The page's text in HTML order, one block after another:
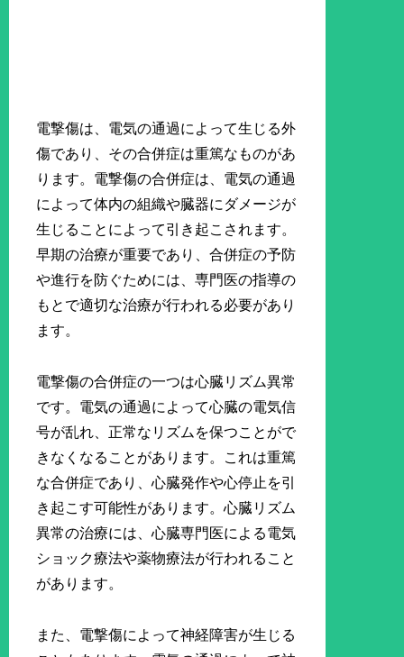
電撃傷は、電気の通過によって生じる外
傷であり、その合併症は重篤なものがあ
ります。電撃傷の合併症は、電気の通過
によって体内の組織や臓器にダメージが
生じることによって引き起こされます。
早期の治療が重要であり、合併症の予防
や進行を防ぐためには、専門医の指導の
もとで適切な治療が行われる必要があり
ます。
電撃傷の合併症の一つは心臓リズム異常
です。電気の通過によって心臓の電気信
号が乱れ、正常なリズムを保つことがで
きなくなることがあります。これは重篤
な合併症であり、心臓発作や心停止を引
き起こす可能性があります。心臓リズム
異常の治療には、心臓専門医による電気
ショック療法や薬物療法が行われること
があります。
また、電撃傷によって神経障害が生じる